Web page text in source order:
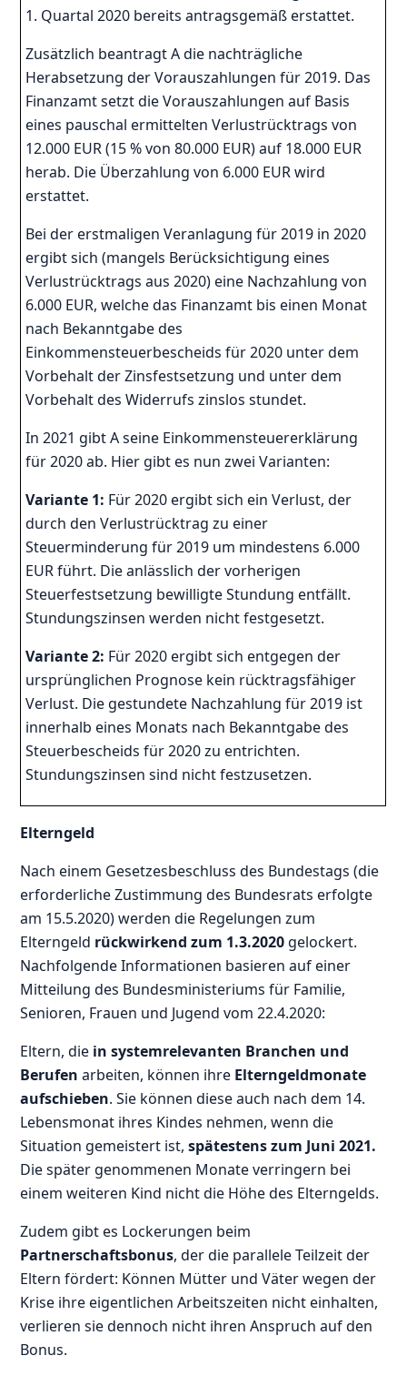
1. Quartal 2020 bereits antragsgemäß erstattet.
Zusätzlich beantragt A die nachträgliche
Herabsetzung der Vorauszahlungen für 2019. Das
Finanzamt setzt die Vorauszahlungen auf Basis
eines pauschal ermittelten Verlustrücktrags von
12.000 EUR (15 % von 80.000 EUR) auf 18.000 EUR
herab. Die Überzahlung von 6.000 EUR wird
erstattet.
Bei der erstmaligen Veranlagung für 2019 in 2020
ergibt sich (mangels Berücksichtigung eines
Verlustrücktrags aus 2020) eine Nachzahlung von
6.000 EUR, welche das Finanzamt bis einen Monat
nach Bekanntgabe des
Einkommensteuerbescheids für 2020 unter dem
Vorbehalt der Zinsfestsetzung und unter dem
Vorbehalt des Widerrufs zinslos stundet.
In 2021 gibt A seine Einkommensteuererklärung
für 2020 ab. Hier gibt es nun zwei Varianten:
Variante 1: Für 2020 ergibt sich ein Verlust, der
durch den Verlustrücktrag zu einer
Steuerminderung für 2019 um mindestens 6.000
EUR führt. Die anlässlich der vorherigen
Steuerfestsetzung bewilligte Stundung entfällt.
Stundungszinsen werden nicht festgesetzt.
Variante 2: Für 2020 ergibt sich entgegen der
ursprünglichen Prognose kein rücktragsfähiger
Verlust. Die gestundete Nachzahlung für 2019 ist
innerhalb eines Monats nach Bekanntgabe des
Steuerbescheids für 2020 zu entrichten.
Stundungszinsen sind nicht festzusetzen.
Elterngeld
Nach einem Gesetzesbeschluss des Bundestags (die
erforderliche Zustimmung des Bundesrats erfolgte
am 15.5.2020) werden die Regelungen zum
Elterngeld rückwirkend zum 1.3.2020 gelockert.
Nachfolgende Informationen basieren auf einer
Mitteilung des Bundesministeriums für Familie,
Senioren, Frauen und Jugend vom 22.4.2020:
Eltern, die in systemrelevanten Branchen und
Berufen arbeiten, können ihre Elterngeldmonate
aufschieben. Sie können diese auch nach dem 14.
Lebensmonat ihres Kindes nehmen, wenn die
Situation gemeistert ist,spätestens zum Juni 2021.
Die später genommenen Monate verringern bei
einem weiteren Kind nicht die Höhe des Elterngelds.
Zudem gibt es Lockerungen beim
Partnerschaftsbonus, der die parallele Teilzeit der
Eltern fördert: Können Mütter und Väter wegen der
Krise ihre eigentlichen Arbeitszeiten nicht einhalten,
verlieren sie dennoch nicht ihren Anspruch auf den
Bonus.